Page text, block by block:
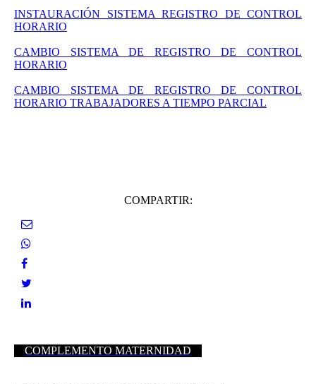
INSTAURACIÓN SISTEMA REGISTRO DE CONTROL
HORARIO
CAMBIO SISTEMA DE REGISTRO DE CONTROL
HORARIO
CAMBIO SISTEMA DE REGISTRO DE CONTROL
HORARIO TRABAJADORES A TIEMPO PARCIAL
COMPARTIR:
COMPLEMENTO MATERNIDAD